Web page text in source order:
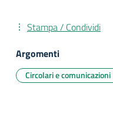
Stampa / Condividi
Argomenti
Circolari e comunicazioni